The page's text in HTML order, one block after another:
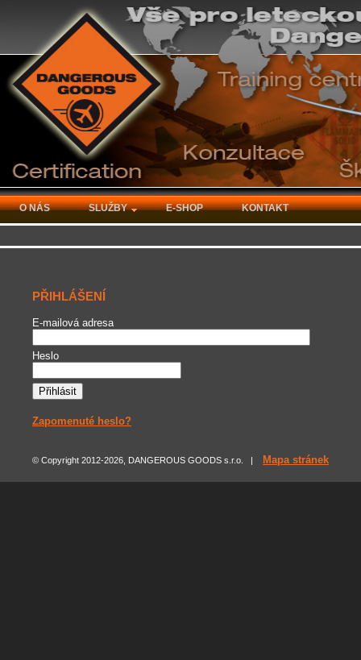
O NÁS SLUŽBY E-SHOP KONTAKT
PŘIHLÁŠENÍ
E-mailová adresa
Heslo
Zapomenuté heslo?
© Copyright 2012-2026, DANGEROUS GOODS s.r.o. | Mapa stránek